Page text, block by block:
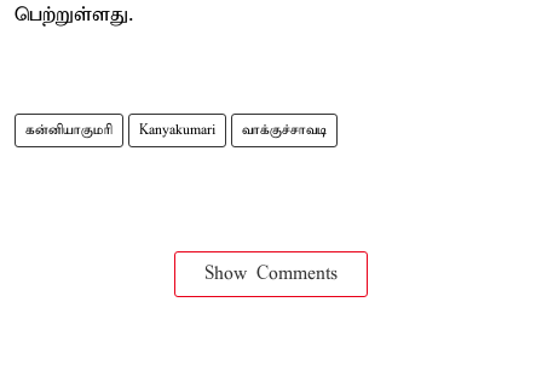
பெற்றுள்ளது.
கன்னியாகுமரி Kanyakumari வாக்குச்சாவடி
Show Comments